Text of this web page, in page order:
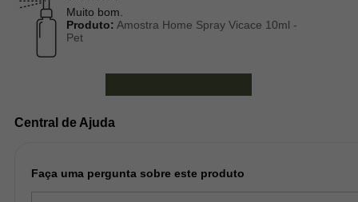
Muito bom.
Produto: Amostra Home Spray Vicace 10ml -
Pet
Central de Ajuda
Faça uma pergunta sobre este produto